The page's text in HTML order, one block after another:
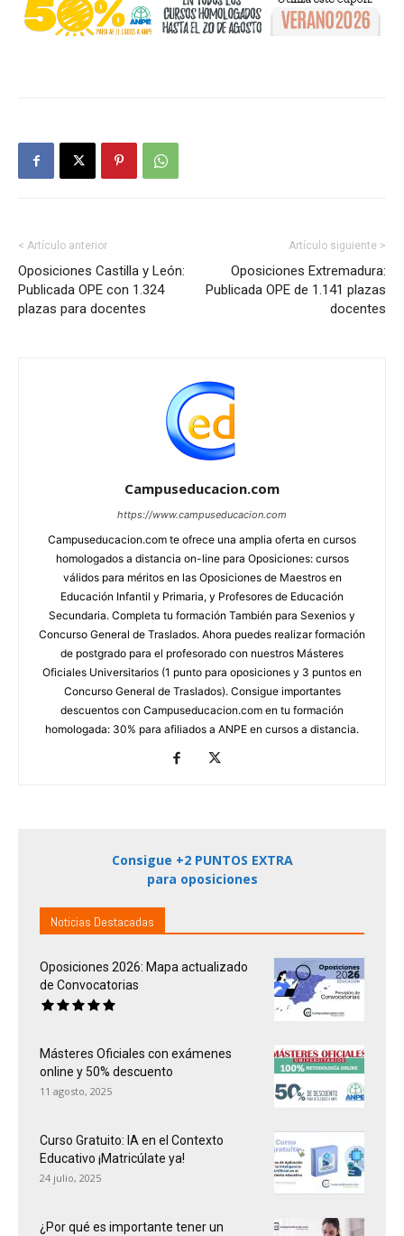
< Artículo anterior
Oposiciones Castilla y León:
Publicada OPE con 1.324
plazas para docentes
Artículo siguiente >
Oposiciones Extremadura:
Publicada OPE de 1.141 plazas
docentes
Campuseducacion.com
https://www.campuseducacion.com
Campuseducacion.com te ofrece una amplia oferta en cursos
homologados a distancia on-line para Oposiciones: cursos
válidos para méritos en las Oposiciones de Maestros en
Educación Infantil y Primaria, y Profesores de Educación
Secundaria. Completa tu formación También para Sexenios y
Concurso General de Traslados. Ahora puedes realizar formación
de postgrado para el profesorado con nuestros Másteres
Oficiales Universitarios (1 punto para oposiciones y 3 puntos en
Concurso General de Traslados). Consigue importantes
descuentos con Campuseducacion.com en tu formación
homologada: 30% para afiliados a ANPE en cursos a distancia.
Consigue +2 PUNTOS EXTRA
para oposiciones
Noticias Destacadas
Oposiciones 2026: Mapa actualizado
de Convocatorias
Másteres Oficiales con exámenes
online y 50% descuento
11 agosto, 2025
Curso Gratuito: IA en el Contexto
Educativo ¡Matricúlate ya!
24 julio, 2025
¿Por qué es importante tener un